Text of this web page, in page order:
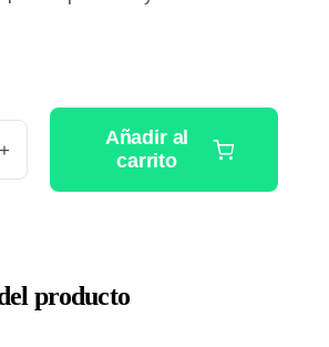
Añadir al
carrito
producto